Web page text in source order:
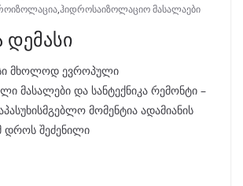
,ჰიდროსაიზოლაციო მასალაები
მხოლოდ ევროპული
მასალები და სანტექნიკა რემონტი –
მომენტია ადამიანის
დროს შეძენილი